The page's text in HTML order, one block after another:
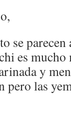
se
es mucho
y
pero las